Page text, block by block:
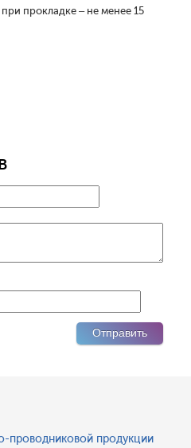
прокладке – не менее 15
проводниковой продукции